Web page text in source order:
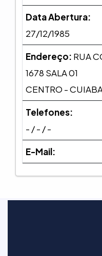
Data Abertura:
27/12/1985
Endereço: RUA
1678 SALA 01
CENTRO -
Telefones:
- / - / -
E-Mail: